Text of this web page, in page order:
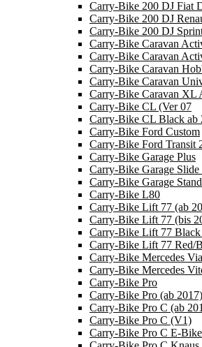
Carry-Bike 200 DJ Fiat
Carry-Bike 200 DJ
Carry-Bike 200 DJ
Carry-Bike Caravan
Carry-Bike Caravan
Carry-Bike Caravan
Carry-Bike Caravan
Carry-Bike Caravan XL
Carry-Bike CL (Ver 07
Carry-Bike CL Black ab
Carry-Bike Ford Custom
Carry-Bike Ford Transit
Carry-Bike Garage Plus
Carry-Bike Garage
Carry-Bike Garage
Carry-Bike L80
Carry-Bike Lift 77 (ab
Carry-Bike Lift 77 (bis
Carry-Bike Lift 77
Carry-Bike Lift 77 Red/
Carry-Bike Mercedes
Carry-Bike Mercedes
Carry-Bike Pro
Carry-Bike Pro (ab 2017)
Carry-Bike Pro C (ab
Carry-Bike Pro C (V1)
Carry-Bike Pro C E-Bike